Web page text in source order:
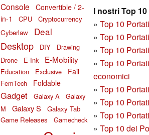
Console
Convertible / 2-
in-1
CPU
Cryptocurrency
Cyberlaw
Deal
Desktop DIY
Drawing
Drone
E-Ink E-Mobility
Education Exclusive Fail
FemTech Foldable
Gadget Galaxy A
Galaxy
M
Galaxy S
Galaxy Tab
Game Releases
Gamecheck
I nostri Top 10
» Top 10
» Top 10
» Top 10
» Top 10
economici
» Top 10
» Top 10
» Top 10
» Top 10 dei